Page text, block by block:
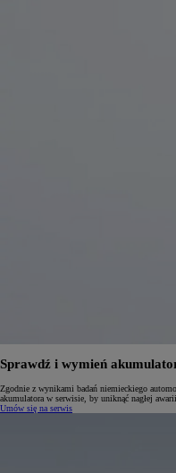
Sprawdź i wymień
Zgodnie z wynikami badań niemieckiego
akumulatora w serwisie, by uniknąć nagłej awarii.
Umów się na serwis